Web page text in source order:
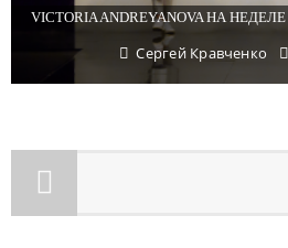
VICTORIA ANDREYANOVA НА
Сергей Кравченко